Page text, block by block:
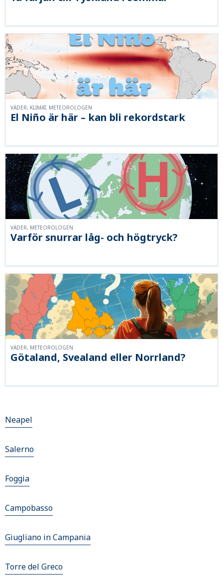
El Niño är här – kan bli rekordstark
VÄDER, KLIMAT, METEOROLOGEN
Varför snurrar låg- och högtryck?
VÄDER, METEOROLOGEN
Götaland, Svealand eller Norrland?
VÄDER, METEOROLOGEN
Neapel
Salerno
Foggia
Campobasso
Giugliano in Campania
Torre del Greco